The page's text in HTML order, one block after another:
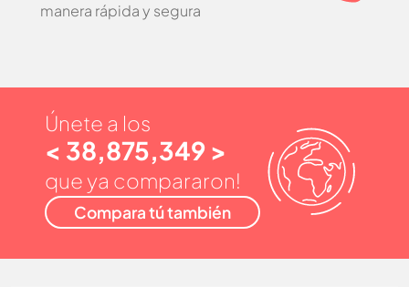
manera rápida y segura
Únete a los
< 38,875,349 >
que ya compararon!
Compara tú también